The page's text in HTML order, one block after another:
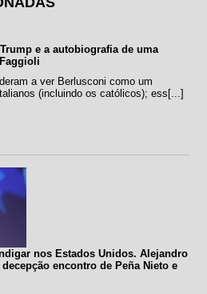
e a autobiografia de uma
a ver Berlusconi como um
(incluindo os católicos); ess[...]
nos Estados Unidos. Alejandro
encontro de Peña Nieto e